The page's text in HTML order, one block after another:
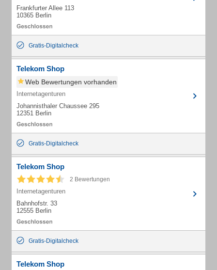
Frankfurter Allee 113
10365 Berlin
Gratis-Digitalcheck
Telekom Shop
Web Bewertungen vorhanden
Internetagenturen
Johannisthaler Chaussee 295
12351 Berlin
Gratis-Digitalcheck
Telekom Shop
2 Bewertungen
Internetagenturen
Bahnhofstr. 33
12555 Berlin
Gratis-Digitalcheck
Telekom Shop